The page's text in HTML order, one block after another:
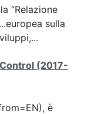
“Relazione
...europea sulla
(2017-
è